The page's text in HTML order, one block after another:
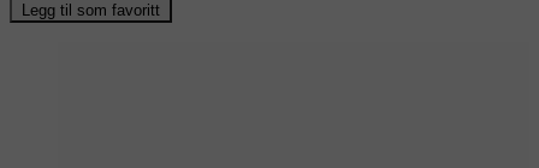
Legg til som favoritt